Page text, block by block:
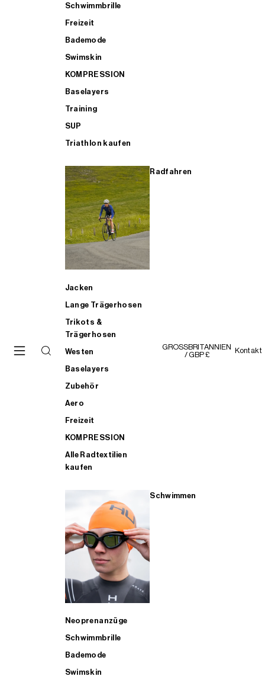
Schwimmbrille
Freizeit
Bademode
Swimskin
KOMPRESSION
Baselayers
Training
SUP
Triathlon kaufen
Radfahren
Jacken
Lange Trägerhosen
Trikots &
Trägerhosen
Westen
Baselayers
Zubehör
Aero
Freizeit
KOMPRESSION
Alle Radtextilien
kaufen
Schwimmen
Neoprenanzüge
Schwimmbrille
Bademode
Swimskin
GROSSBRITANNIEN
/ GBP £
Kontakt